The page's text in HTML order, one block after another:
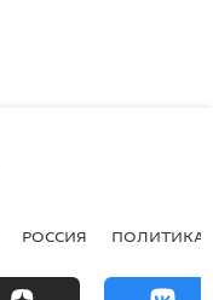
РОССИЯ ПОЛИТИКА